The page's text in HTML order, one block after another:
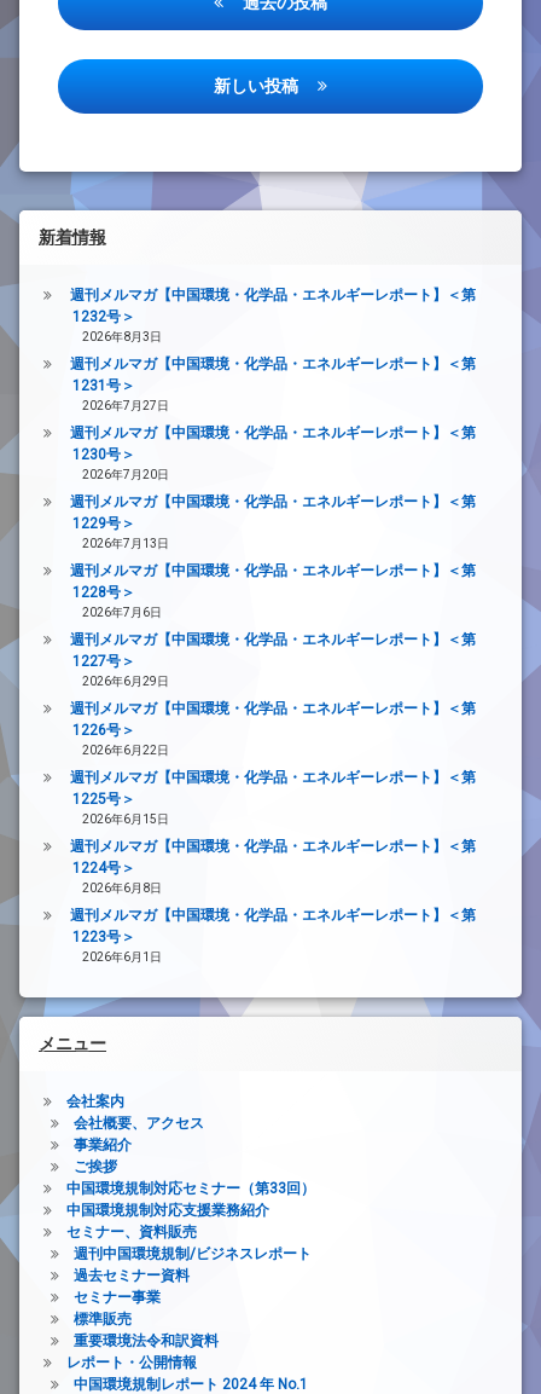
稿
ナ
ビ
ー
シ
ョ
ン
新しい投稿
新着情報
週刊メルマガ【中国環境・化学品・エネルギーレポート】＜第
1232号＞
2026年8月3日
週刊メルマガ【中国環境・化学品・エネルギーレポート】＜第
1231号＞
2026年7月27日
週刊メルマガ【中国環境・化学品・エネルギーレポート】＜第
1230号＞
2026年7月20日
週刊メルマガ【中国環境・化学品・エネルギーレポート】＜第
1229号＞
2026年7月13日
週刊メルマガ【中国環境・化学品・エネルギーレポート】＜第
1228号＞
2026年7月6日
週刊メルマガ【中国環境・化学品・エネルギーレポート】＜第
1227号＞
2026年6月29日
週刊メルマガ【中国環境・化学品・エネルギーレポート】＜第
1226号＞
2026年6月22日
週刊メルマガ【中国環境・化学品・エネルギーレポート】＜第
1225号＞
2026年6月15日
週刊メルマガ【中国環境・化学品・エネルギーレポート】＜第
1224号＞
2026年6月8日
週刊メルマガ【中国環境・化学品・エネルギーレポート】＜第
1223号＞
2026年6月1日
メニュー
会社案内
会社概要、アクセス
事業紹介
ご挨拶
中国環境規制対応セミナー（第33回）
中国環境規制対応支援業務紹介
セミナー、資料販売
週刊中国環境規制/ビジネスレポート
過去セミナー資料
セミナー事業
標準販売
重要環境法令和訳資料
レポート・公開情報
中国環境規制レポート 2024 年 No.1